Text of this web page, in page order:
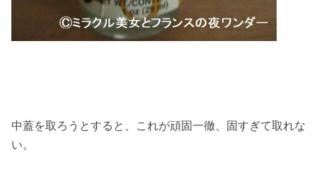
中蓋を取ろうとすると、これが頑固一徹、固すぎて取れな
い。